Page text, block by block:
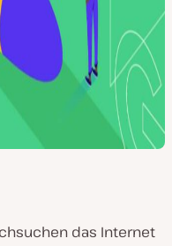
das Internet